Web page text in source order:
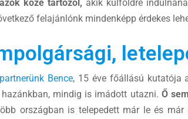
közé tartozol, akik külföldre
felajánlónk mindenképp érdekes
Bence, 15 éve főállású kutatója
mindig is imádott utazni. Ő
országban is telepedett már le és